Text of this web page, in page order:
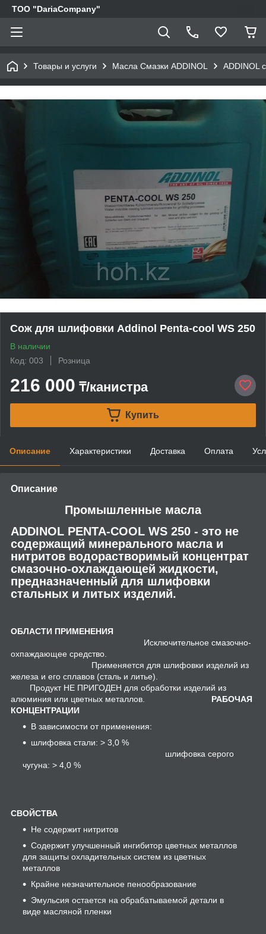
TOO "DariaCompany"
Товары и услуги Масла Смазки ADDINOL ADDINOL
Сож для шлифовки Addinol Penta-cool WS 250
В наличии
Код: 003
Розница
216 000 ₸/канистра
Купить
Описание Характеристики Доставка Оплата
Описание
Промышленные масла
ADDINOL PENTA-COOL WS 250 - это не
содержащий минерального масла и
нитритов водорастворимый концентрат
смазочно-охлаждающей жидкости,
предназначенный для шлифовки
стальных и литых изделий.
ОБЛАСТИ ПРИМЕНЕНИЯ
Исключительное смазочно-
охпаждающее средство.
Применяется для шлифовки изделий из
железа и его сплавов (сталь и литье).
Продукт НЕ ПРИГОДЕН для обработки изделий из
алюминия или цветных металлов. РАБОЧАЯ
КОНЦЕНТРАЦИИ
В зависимости от применения:
шлифовка стали: > 3,0 %
шлифовка серого
чугуна: > 4,0 %
СВОЙСТВА
Не содержит нитритов
Содержит улучшенный ингибитор цветных металлов
для защиты охладительных систем из цветных
металлов
Крайне незначительное пенообразование
Эмульсия остается на обрабатываемой детали в
виде масляной пленки